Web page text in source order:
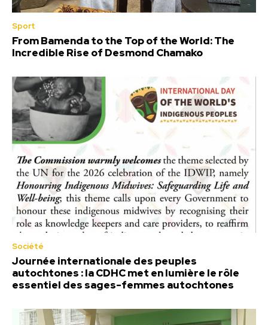
Sport
From Bamenda to the Top of the World: The
Incredible Rise of Desmond Chamako
Société
Journée internationale des peuples
autochtones : la CDHC met en lumière le rôle
essentiel des sages-femmes autochtones